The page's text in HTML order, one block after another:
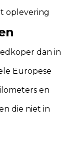
oplevering
dan in
Europese
en
die niet in